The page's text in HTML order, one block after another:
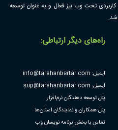
تحت وب نیز فعال و به عنوان توسعه
راه‌های دیگر ارتباطی:
ایمیل: info@tarahanbartar.com
ایمیل: sup@tarahanbartar.com
پنل توسعه دهندگان نرم‌افزار
پنل همکاران و نمایندگان استان‌ها
تماس با بخش برنامه نویسان وب